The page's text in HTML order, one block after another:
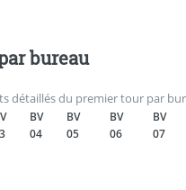
bureau
détaillés du premier tour par
BV
04
BV
05
BV
06
BV
07